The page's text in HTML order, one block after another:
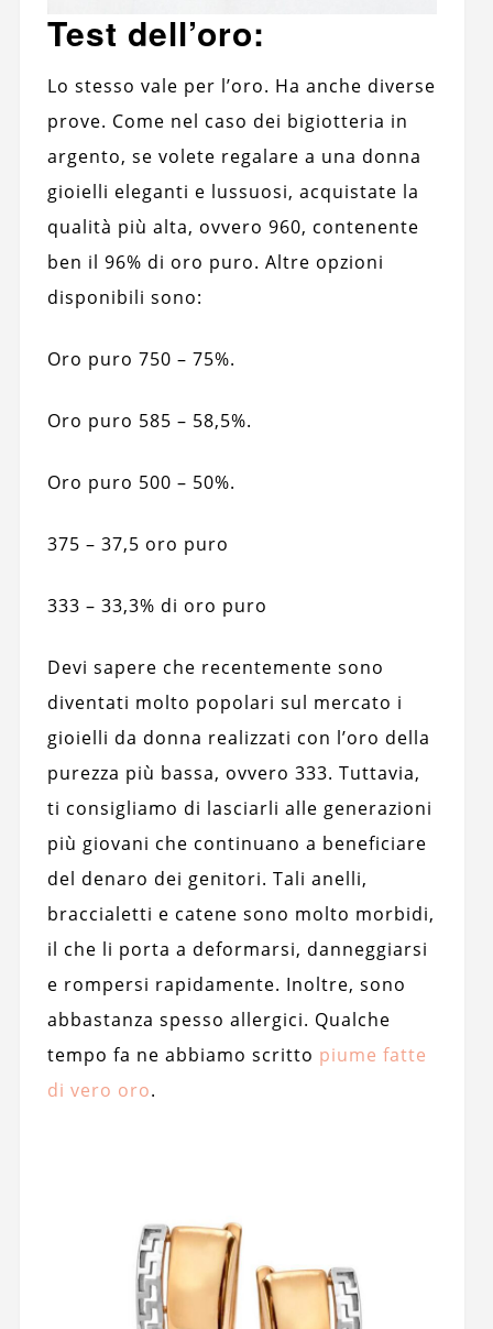
Test dell’oro:
Lo stesso vale per l’oro. Ha anche diverse
prove. Come nel caso dei bigiotteria in
argento, se volete regalare a una donna
gioielli eleganti e lussuosi, acquistate la
qualità più alta, ovvero 960, contenente
ben il 96% di oro puro. Altre opzioni
disponibili sono:
Oro puro 750 – 75%.
Oro puro 585 – 58,5%.
Oro puro 500 – 50%.
375 – 37,5 oro puro
333 – 33,3% di oro puro
Devi sapere che recentemente sono
diventati molto popolari sul mercato i
gioielli da donna realizzati con l’oro della
purezza più bassa, ovvero 333. Tuttavia,
ti consigliamo di lasciarli alle generazioni
più giovani che continuano a beneficiare
del denaro dei genitori. Tali anelli,
braccialetti e catene sono molto morbidi,
il che li porta a deformarsi, danneggiarsi
e rompersi rapidamente. Inoltre, sono
abbastanza spesso allergici. Qualche
tempo fa ne abbiamo scritto piume fatte
di vero oro.